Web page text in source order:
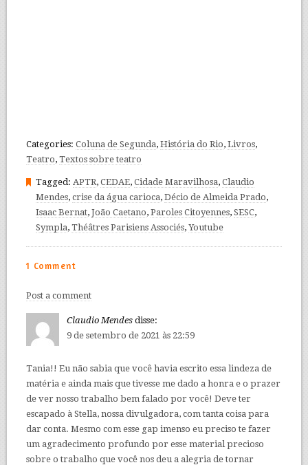
Categories: Coluna de Segunda, História do Rio, Livros,
Teatro, Textos sobre teatro
Tagged: APTR, CEDAE, Cidade Maravilhosa, Claudio
Mendes, crise da água carioca, Décio de Almeida Prado,
Isaac Bernat, João Caetano, Paroles Citoyennes, SESC,
Sympla, Théâtres Parisiens Associés, Youtube
1 Comment
Post a comment
Claudio Mendes disse:
9 de setembro de 2021 às 22:59
Tania!! Eu não sabia que você havia escrito essa lindeza de
matéria e ainda mais que tivesse me dado a honra e o prazer
de ver nosso trabalho bem falado por você! Deve ter
escapado à Stella, nossa divulgadora, com tanta coisa para
dar conta. Mesmo com esse gap imenso eu preciso te fazer
um agradecimento profundo por esse material precioso
sobre o trabalho que você nos deu a alegria de tornar